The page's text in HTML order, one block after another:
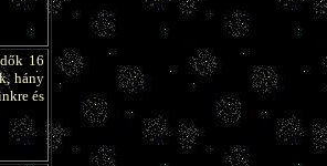
16
hány
és